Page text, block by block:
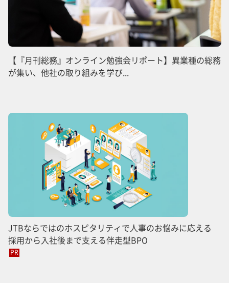
【『月刊総務』オンライン勉強会リポート】異業種の総務
が集い、他社の取り組みを学び...
JTBならではのホスピタリティで人事のお悩みに応える
採用から入社後まで支える伴走型BPO
PR